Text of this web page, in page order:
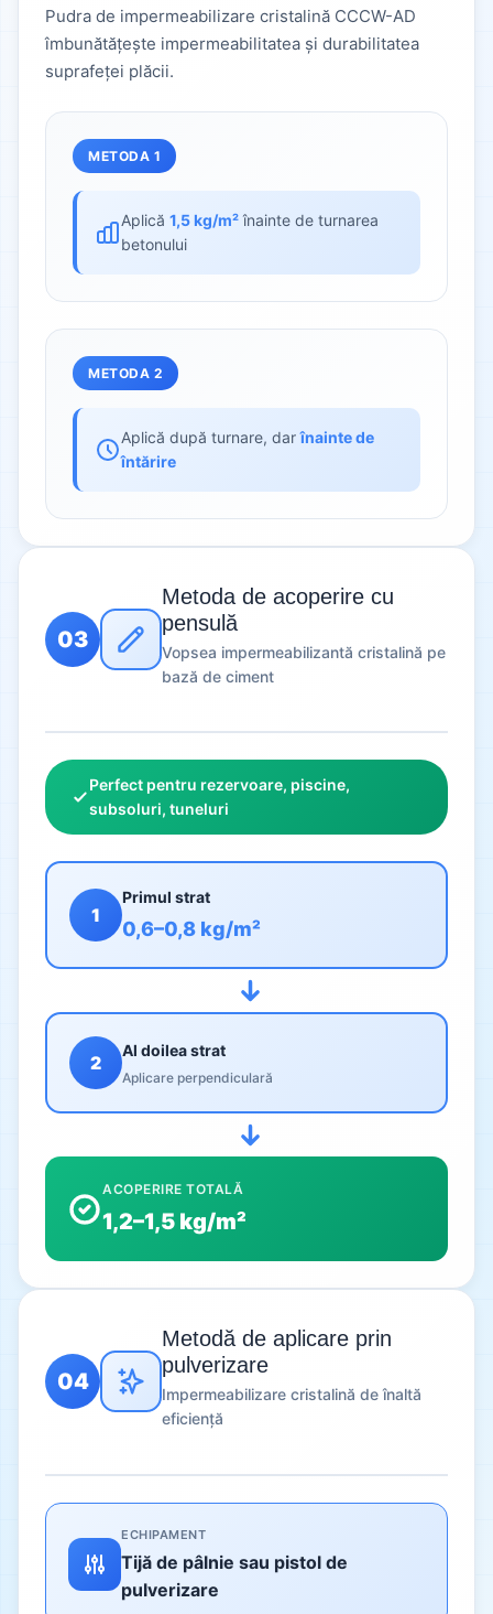
Pudra de impermeabilizare cristalină CCCW-AD
îmbunătățește impermeabilitatea și durabilitatea
suprafeței plăcii.
METODA 1
Aplică 1,5 kg/m²înainte de turnarea
betonului
METODA 2
Aplică după turnare, darînainte de
întărire
03
Metoda de acoperire cu
pensulă
Vopsea impermeabilizantă cristalină pe
bază de ciment
Perfect pentru rezervoare, piscine,
subsoluri, tuneluri
1
Primul strat
0,6–0,8 kg/m²
2
Al doilea strat
Aplicare perpendiculară
ACOPERIRE TOTALĂ
1,2–1,5 kg/m²
04
Metodă de aplicare prin
pulverizare
Impermeabilizare cristalină de înaltă
eficiență
ECHIPAMENT
Tijă de pâlnie sau pistol de
pulverizare